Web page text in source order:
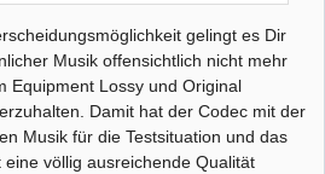
gelingt es Dir
Musik offensichtlich nicht mehr
Equipment Lossy und Original
Damit hat der Codec mit der
Musik für die Testsituation und das
eine völlig ausreichende Qualität